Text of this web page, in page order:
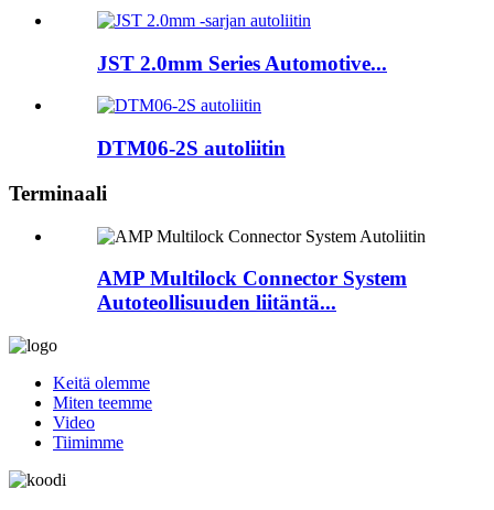
JST 2.0mm Series Automotive...
DTM06-2S autoliitin
Terminaali
AMP Multilock Connector System
Autoteollisuuden liitäntä...
Keitä olemme
Miten teemme
Video
Tiimimme